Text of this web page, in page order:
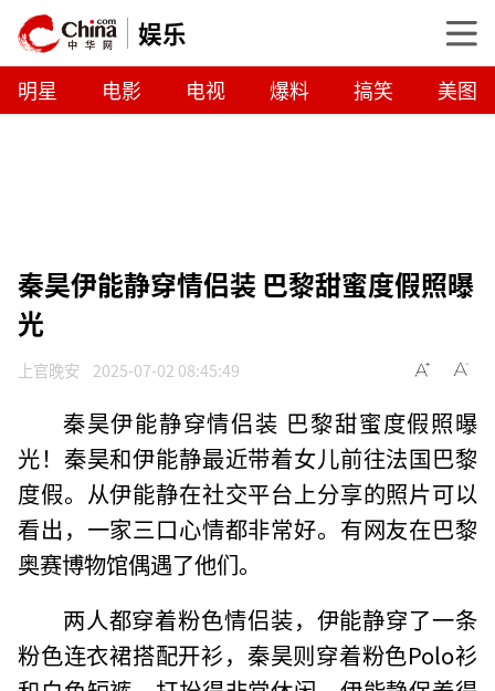
娱乐
明星 电影 电视 爆料 搞笑 美图
秦昊伊能静穿情侣装 巴黎甜蜜度假照曝
光
上官晚安 2025-07-02 08:45:49
秦昊伊能静穿情侣装 巴黎甜蜜度假照曝
光！秦昊和伊能静最近带着女儿前往法国巴黎
度假。从伊能静在社交平台上分享的照片可以
看出，一家三口心情都非常好。有网友在巴黎
奥赛博物馆偶遇了他们。
两人都穿着粉色情侣装，伊能静穿了一条
粉色连衣裙搭配开衫，秦昊则穿着粉色Polo衫